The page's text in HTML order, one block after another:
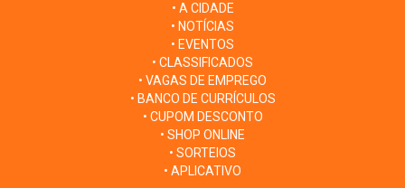
• A CIDADE
• NOTÍCIAS
• EVENTOS
• CLASSIFICADOS
• VAGAS DE EMPREGO
• BANCO DE CURRÍCULOS
• CUPOM DESCONTO
• SHOP ONLINE
• SORTEIOS
• APLICATIVO